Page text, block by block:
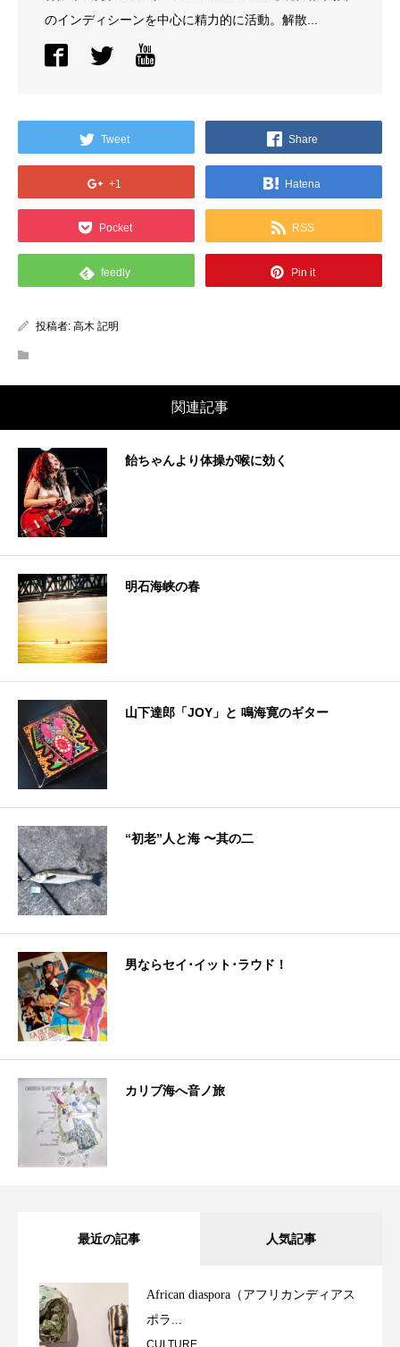
のインディシーンを中心に精力的に活動。解散...
Tweet Share
+1 Hatena
Pocket RSS
feedly Pin it
投稿者: 高木 記明
関連記事
飴ちゃんより体操が喉に効く
明石海峡の春
山下達郎「JOY」と 鳴海寛のギター
“初老”人と海 〜其の二
男ならセイ･イット･ラウド！
カリブ海へ音ノ旅
最近の記事 人気記事
African diaspora（アフリカンディアス
ポラ...
CULTURE